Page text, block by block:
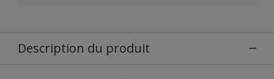
Description du produit